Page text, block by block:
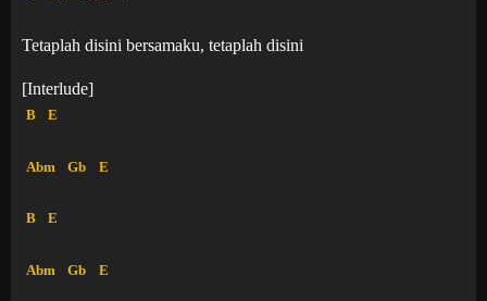
Tetaplah disini bersamaku, tetaplah disini
[Interlude]
B E
Abm Gb E
B E
Abm Gb E